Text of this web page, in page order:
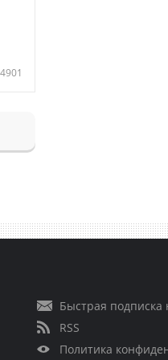
4901
Быстрая подписка
RSS
Политика